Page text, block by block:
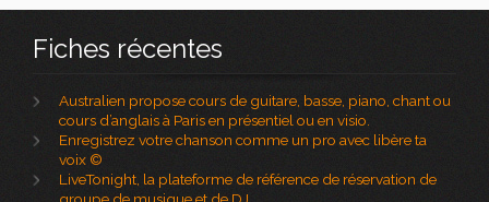
Fiches récentes
Australien propose cours de guitare, basse, piano, chant ou
cours d’anglais à Paris en présentiel ou en visio.
Enregistrez votre chanson comme un pro avec libère ta
voix ©
LiveTonight, la plateforme de référence de réservation de